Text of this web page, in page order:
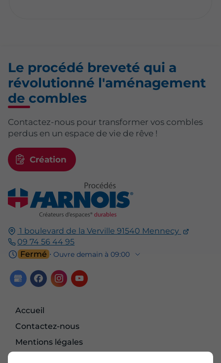
1 boulevard de la Verville 91540 Mennecy
09 74 56 44 95
Fermé ⋅ Ouvre demain à 09:00
Accueil
Contactez-nous
Mentions légales
Le procédé breveté qui a
révolutionné l'aménagement
de combles
Contactez-nous pour transformer vos combles
perdus en un espace de vie de rêve !
Création